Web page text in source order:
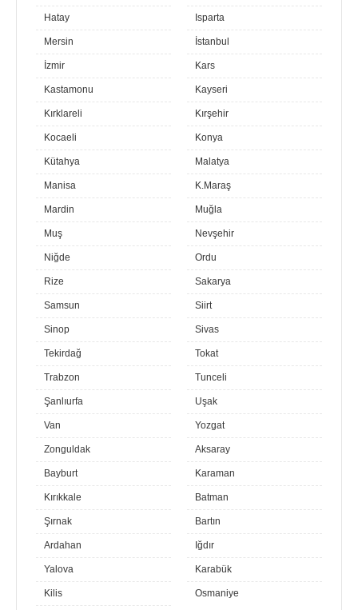
Hatay Isparta
Mersin İstanbul
İzmir Kars
Kastamonu Kayseri
Kırklareli Kırşehir
Kocaeli Konya
Kütahya Malatya
Manisa K.Maraş
Mardin Muğla
Muş Nevşehir
Niğde Ordu
Rize Sakarya
Samsun Siirt
Sinop Sivas
Tekirdağ Tokat
Trabzon Tunceli
Şanlıurfa Uşak
Van Yozgat
Zonguldak Aksaray
Bayburt Karaman
Kırıkkale Batman
Şırnak Bartın
Ardahan Iğdır
Yalova Karabük
Kilis Osmaniye